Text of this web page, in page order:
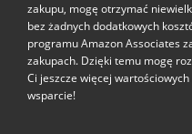
zakupu, mogę otrzymać
bez żadnych dodatkowych
programu Amazon Associates
zakupach. Dzięki temu mogę
Ci jeszcze więcej
wsparcie!